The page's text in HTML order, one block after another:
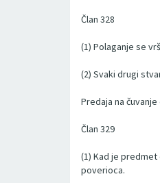
Član 328
(1) Polaganje se
(2) Svaki drugi
Predaja na
Član 329
(1) Kad je
poverioca.